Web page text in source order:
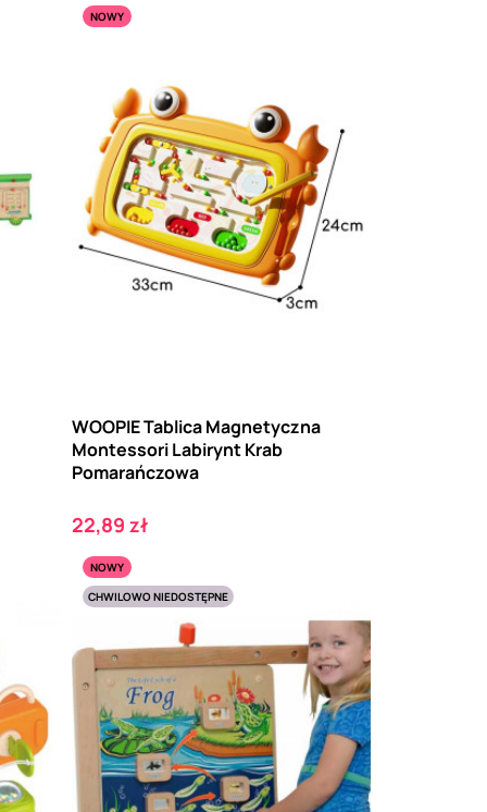
NOWY
WOOPIE Tablica Magnetyczna
Montessori Labirynt Krab
Pomarańczowa
Cena
22,89 zł
NOWY
CHWILOWO NIEDOSTĘPNE